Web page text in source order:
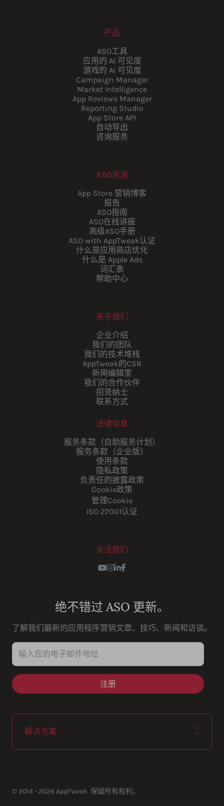
产品
ASO工具
应用的 AI 可见度
游戏的 AI 可见度
Campaign Manager
Market Intelligence
App Reviews Manager
Reporting Studio
App Store API
自动导出
咨询服务
ASO资源
App Store 营销博客
报告
ASO指南
ASO在线讲座
高级ASO手册
ASO with AppTweak认证
什么是应用商店优化
什么是 Apple Ads
词汇表
帮助中心
关于我们
企业介绍
我们的团队
我们的技术堆栈
AppTweak的CSR
新闻编辑室
我们的合作伙伴
招贤纳士
联系方式
法律信息
服务条款（自助服务计划）
服务条款（企业版）
使用条款
隐私政策
负责任的披露政策
Cookie政策
管理Cookie
ISO 27001认证
关注我们
Youtube
Instagram
LinkedIn
Facebook
绝不错过 ASO 更新。
了解我们最新的应用程序营销文章、技巧、新闻和访谈。
输入您的电子邮件地址
解决方案
© 2014 - 2026 AppTweak. 保留所有权利。